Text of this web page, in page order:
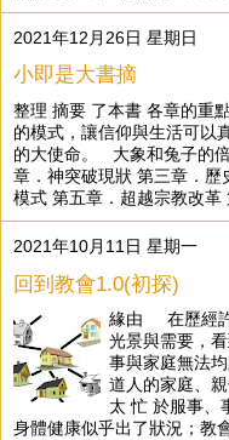
2021年12月26日 星期日
小即是大書摘
整理 摘要 了本書 各章的重
的模式，讓信仰與生活可以
的大使命。 大象和兔子的
章．神突破現狀 第三章．
模式 第五章．超越宗教改革
2021年10月11日 星期一
回到教會1.0(初探)
緣由 在歷經許
光景與需要，
事與家庭無法
道人的家庭、
太 忙 於服事、
身體健康似乎出了狀況；教